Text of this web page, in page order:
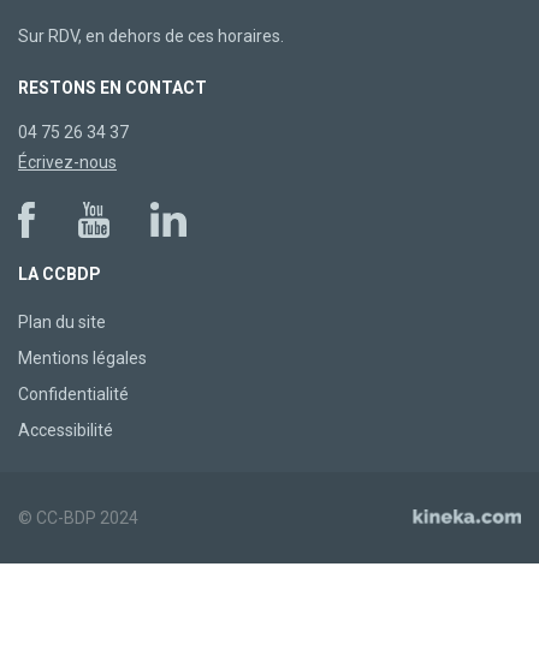
Sur RDV, en dehors de ces horaires.
RESTONS EN CONTACT
04 75 26 34 37
Écrivez-nous
LA CCBDP
Plan du site
Mentions légales
Confidentialité
Accessibilité
© CC-BDP 2024